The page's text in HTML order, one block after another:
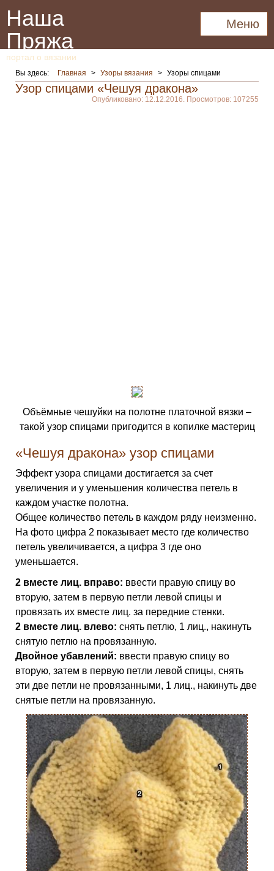
Наша
Пряжа
портал о вязании
Меню
Вы здесь: Главная > Узоры вязания > Узоры спицами
Узор спицами «Чешуя дракона»
Опубликовано: 12.12.2016. Просмотров: 107255
Объёмные чешуйки на полотне платочной вязки –
такой узор спицами пригодится в копилке мастериц
«Чешуя дракона» узор спицами
Эффект узора спицами достигается за счет
увеличения и у уменьшения количества петель в
каждом участке полотна.
Общее количество петель в каждом ряду неизменно.
На фото цифра 2 показывает место где количество
петель увеличивается, а цифра 3 где оно
уменьшается.
2 вместе лиц. вправо: ввести правую спицу во
вторую, затем в первую петли левой спицы и
провязать их вместе лиц. за передние стенки.
2 вместе лиц. влево: снять петлю, 1 лиц., накинуть
снятую петлю на провязанную.
Двойное убавлений: ввести правую спицу во
вторую, затем в первую петли левой спицы, снять
эти две петли не провязанными, 1 лиц., накинуть две
снятые петли на провязанную.